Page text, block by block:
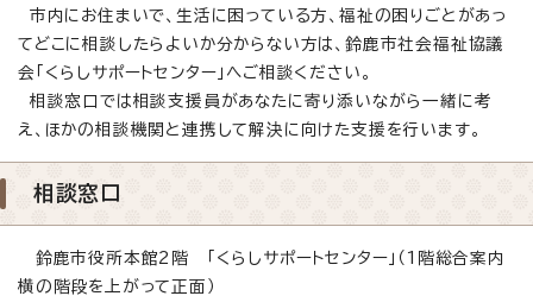
市内にお住まいで、生活に困っている方、福祉の困りごとがあっ
てどこに相談したらよいか分からない方は、鈴鹿市社会福祉協議
会「くらしサポートセンター」へご相談ください。
相談窓口では相談支援員があなたに寄り添いながら一緒に考
え、ほかの相談機関と連携して解決に向けた支援を行います。
相談窓口
鈴鹿市役所本館2階 「くらしサポートセンター」（1階総合案内
横の階段を上がって正面）